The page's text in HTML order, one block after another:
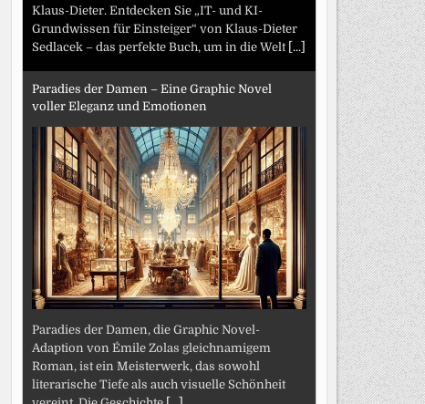
Klaus-Dieter. Entdecken Sie „IT- und KI-
Grundwissen für Einsteiger“ von Klaus-Dieter
Sedlacek – das perfekte Buch, um in die Welt [...]
Paradies der Damen – Eine Graphic Novel
voller Eleganz und Emotionen
Paradies der Damen, die Graphic Novel-
Adaption von Émile Zolas gleichnamigem
Roman, ist ein Meisterwerk, das sowohl
literarische Tiefe als auch visuelle Schönheit